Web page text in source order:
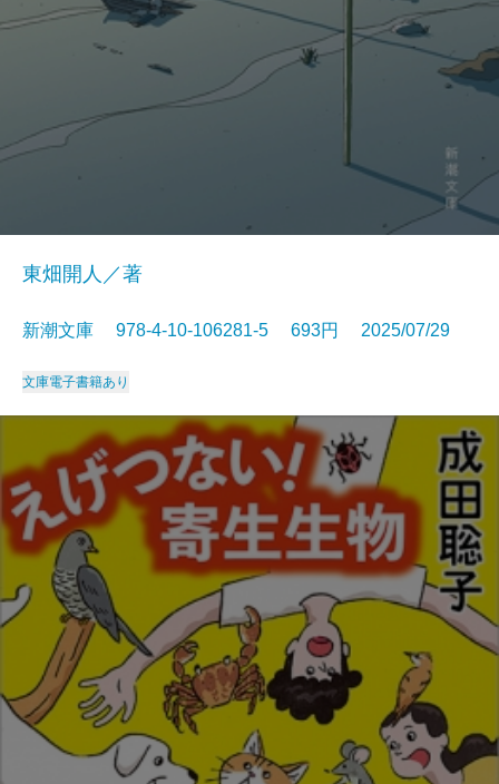
東畑開人／著
新潮文庫 978-4-10-106281-5 693円 2025/07/29
文庫電子書籍あり